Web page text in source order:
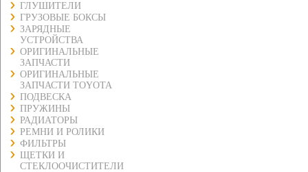
ГЛУШИТЕЛИ
ГРУЗОВЫЕ БОКСЫ
ЗАРЯДНЫЕ
УСТРОЙСТВА
ОРИГИНАЛЬНЫЕ
ЗАПЧАСТИ
ОРИГИНАЛЬНЫЕ
ЗАПЧАСТИ TOYOTA
ПОДВЕСКА
ПРУЖИНЫ
РАДИАТОРЫ
РЕМНИ И РОЛИКИ
ФИЛЬТРЫ
ЩЕТКИ И
СТЕКЛООЧИСТИТЕЛИ